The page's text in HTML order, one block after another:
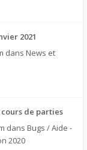
2021
dans News et
de parties
dans Bugs / Aide -
2020